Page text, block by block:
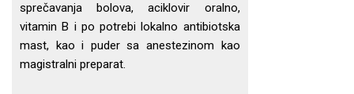
sprečavanja bolova, aciklovir oralno,
vitamin B i po potrebi lokalno antibiotska
mast, kao i puder sa anestezinom kao
magistralni preparat.